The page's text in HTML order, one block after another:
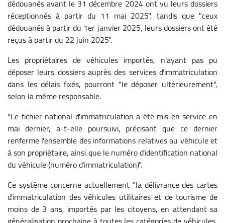
dédouanés avant le 31 décembre 2024 ont vu leurs dossiers
réceptionnés à partir du 11 mai 2025", tandis que "ceux
dédouanés à partir du 1er janvier 2025, leurs dossiers ont été
reçus à partir du 22 juin 2025".
Les propriétaires de véhicules importés, n'ayant pas pu
déposer leurs dossiers auprès des services d'immatriculation
dans les délais fixés, pourront "le déposer ultérieurement",
selon la même responsable.
"Le fichier national d'immatriculation a été mis en service en
mai dernier, a-t-elle poursuivi, précisant que ce dernier
renferme l'ensemble des informations relatives au véhicule et
à son propriétaire, ainsi que le numéro d'identification national
du véhicule (numéro d'immatriculation)".
Ce système concerne actuellement "la délivrance des cartes
d'immatriculation des véhicules utilitaires et de tourisme de
moins de 3 ans, importés par les citoyens, en attendant sa